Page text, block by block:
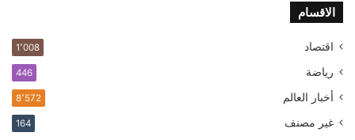
الاقسام
اقتصاد 1٬008
رياضة 446
أخبار العالم 8٬572
غير مصنف 164